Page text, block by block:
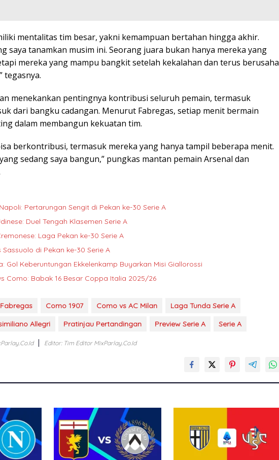
mentalitas tim besar, yakni kemampuan bertahan hingga akhir.
saya tanamkan musim ini. Seorang juara bukan hanya mereka yang
mereka yang mampu bangkit setelah kekalahan dan terus berusaha
tegasnya.
menekankan pentingnya kontribusi seluruh pemain, termasuk
dari bangku cadangan. Menurut Fabregas, setiap menit bermain
dalam membangun kekuatan tim.
berkontribusi, termasuk mereka yang hanya tampil beberapa menit.
sedang saya bangun,” pungkas mantan pemain Arsenal dan
Pertarungan Sengit di Pekan ke-30 Serie A
Duel Tengah Klasemen Serie A
Laga Pekan ke-30 Serie A
Sassuolo di Pekan ke-30 Serie A
Gol Keberuntungan Ekkelenkamp Buyarkan Misi Giallorossi
Como: Babak 16 Besar Coppa Italia 2025/26
Como 1907 Como vs AC Milan
Laga Tunda Serie A
Allegri Pratinjau Pertandingan Preview Serie A Serie A
Editor: Tim Editor MixParlay.co.id